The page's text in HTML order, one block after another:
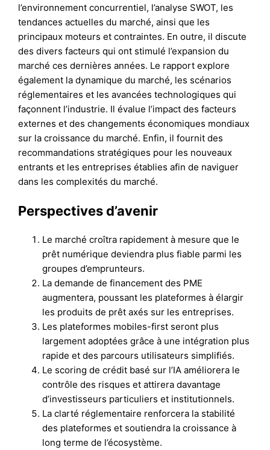
l’environnement concurrentiel, l’analyse SWOT, les
tendances actuelles du marché, ainsi que les
principaux moteurs et contraintes. En outre, il discute
des divers facteurs qui ont stimulé l’expansion du
marché ces dernières années. Le rapport explore
également la dynamique du marché, les scénarios
réglementaires et les avancées technologiques qui
façonnent l’industrie. Il évalue l’impact des facteurs
externes et des changements économiques mondiaux
sur la croissance du marché. Enfin, il fournit des
recommandations stratégiques pour les nouveaux
entrants et les entreprises établies afin de naviguer
dans les complexités du marché.
Perspectives d’avenir
Le marché croîtra rapidement à mesure que le
prêt numérique deviendra plus fiable parmi les
groupes d’emprunteurs.
La demande de financement des PME
augmentera, poussant les plateformes à élargir
les produits de prêt axés sur les entreprises.
Les plateformes mobiles-first seront plus
largement adoptées grâce à une intégration plus
rapide et des parcours utilisateurs simplifiés.
Le scoring de crédit basé sur l’IA améliorera le
contrôle des risques et attirera davantage
d’investisseurs particuliers et institutionnels.
La clarté réglementaire renforcera la stabilité
des plateformes et soutiendra la croissance à
long terme de l’écosystème.